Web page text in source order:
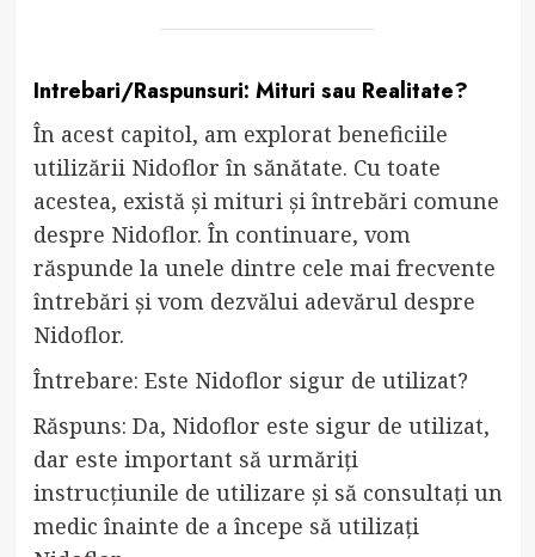
Intrebari/Raspunsuri: Mituri sau Realitate?
În acest capitol, am explorat beneficiile
utilizării Nidoflor în sănătate. Cu toate
acestea, există și mituri și întrebări comune
despre Nidoflor. În continuare, vom
răspunde la unele dintre cele mai frecvente
întrebări și vom dezvălui adevărul despre
Nidoflor.
Întrebare: Este Nidoflor sigur de utilizat?
Răspuns: Da, Nidoflor este sigur de utilizat,
dar este important să urmăriți
instrucțiunile de utilizare și să consultați un
medic înainte de a începe să utilizați